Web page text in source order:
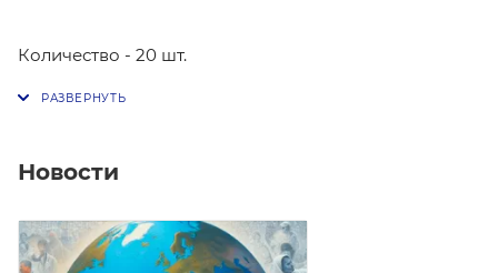
Количество - 20 шт.
Новости